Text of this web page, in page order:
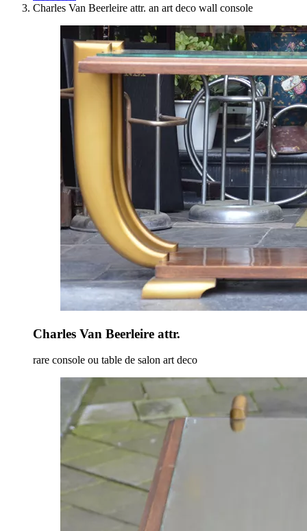
Charles Van Beerleire attr. an art deco wall console
Charles Van Beerleire attr.
rare console ou table de salon art deco